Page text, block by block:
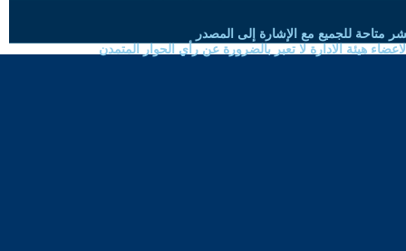
متاحة للجميع مع الإشارة إلى المصدر
هيئة الادارة لا تعبر بالضرورة عن رأي الحوار المتمدن